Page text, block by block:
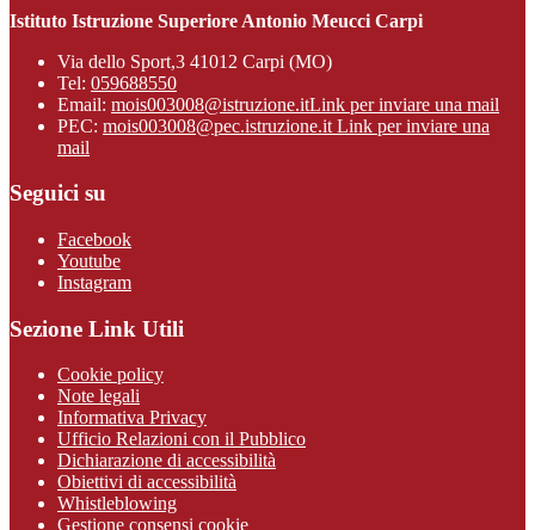
Istituto Istruzione Superiore Antonio Meucci Carpi
Via dello Sport,3 41012 Carpi (MO)
Tel: 059688550
Email: mois003008@istruzione.itLink per inviare una mail
PEC: mois003008@pec.istruzione.it Link per inviare una
mail
Seguici su
Facebook
Youtube
Instagram
Sezione Link Utili
Cookie policy
Note legali
Informativa Privacy
Ufficio Relazioni con il Pubblico
Dichiarazione di accessibilità
Obiettivi di accessibilità
Whistleblowing
Gestione consensi cookie